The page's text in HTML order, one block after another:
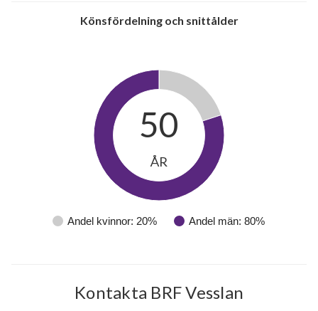
Könsfördelning och snittålder
Andel kvinnor: 20% Andel män: 80%
50
ÅR
Kontakta BRF Vesslan